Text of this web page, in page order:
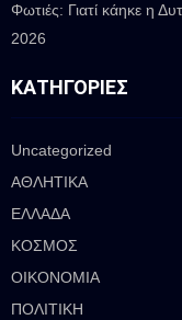
Φωτιές: Γιατί κάηκε η
2026
ΚΑΤΗΓΟΡΊΕΣ
Uncategorized
ΑΘΛΗΤΙΚΑ
ΕΛΛΑΔΑ
ΚΟΣΜΟΣ
ΟΙΚΟΝΟΜΙΑ
ΠΟΛΙΤΙΚΗ